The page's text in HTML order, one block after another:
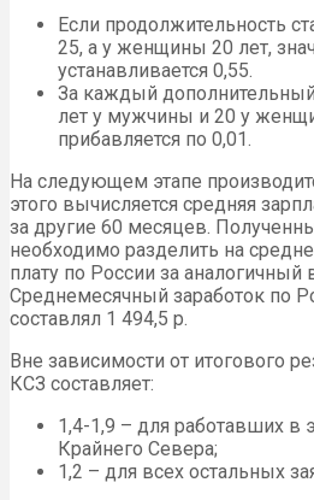
Если продолжительность
25, а у женщины 20 лет,
устанавливается 0,55.
За каждый
лет у мужчины и 20 у
прибавляется по 0,01.
На следующем этапе
этого вычисляется средняя
за другие 60 месяцев.
необходимо разделить на
плату по России за аналогичный
Среднемесячный заработок по
составлял 1 494,5 р.
Вне зависимости от итогового
КСЗ составляет:
1,4-1,9 – для работавших в
Крайнего Севера;
1,2 – для всех остальных